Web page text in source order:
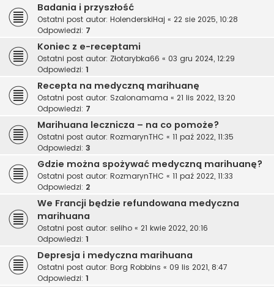
Badania i przyszłość
Ostatni post autor: HolenderskiHaj « 22 sie 2025, 10:28
Odpowiedzi: 7
Koniec z e-receptami
Ostatni post autor: Złotarybka66 « 03 gru 2024, 12:29
Odpowiedzi: 1
Recepta na medyczną marihuanę
Ostatni post autor: Szalonamama « 21 lis 2022, 13:20
Odpowiedzi: 7
Marihuana lecznicza – na co pomoże?
Ostatni post autor: RozmarynTHC « 11 paź 2022, 11:35
Odpowiedzi: 3
Gdzie można spożywać medyczną marihuanę?
Ostatni post autor: RozmarynTHC « 11 paź 2022, 11:33
Odpowiedzi: 2
We Francji będzie refundowana medyczna
marihuana
Ostatni post autor: seliho « 21 kwie 2022, 20:16
Odpowiedzi: 1
Depresja i medyczna marihuana
Ostatni post autor: Borg Robbins « 09 lis 2021, 8:47
Odpowiedzi: 1